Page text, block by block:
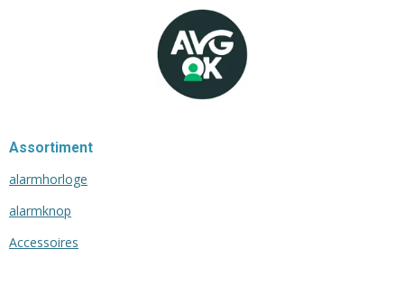
Assortiment
alarmhorloge
alarmknop
Accessoires